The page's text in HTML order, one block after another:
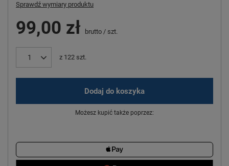
Sprawdź wymiary produktu
99,00 zł brutto / szt.
z 122 szt.
Dodaj do koszyka
Możesz kupić także poprzez: